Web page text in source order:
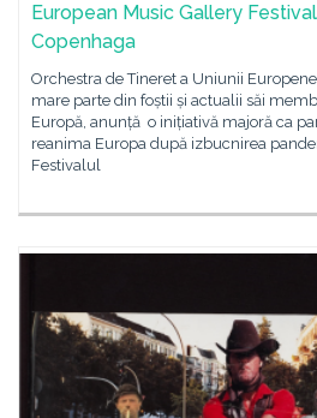
European Music Gallery
Copenhaga
Orchestra de Tineret a Uniunii
mare parte din foștii și actualii săi
Europă, anunță o inițiativă majoră ca
reanima Europa după izbucnirea
Festivalul